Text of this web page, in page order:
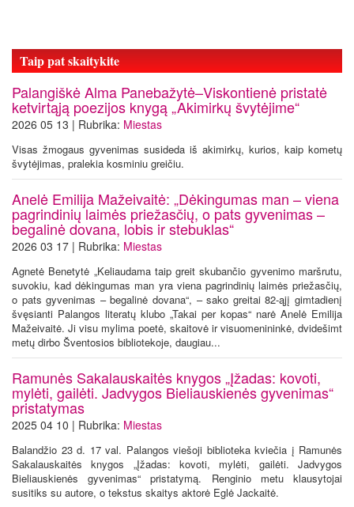
Taip pat skaitykite
Palangiškė Alma Panebažytė–Viskontienė pristatė
ketvirtąją poezijos knygą „Akimirkų švytėjime“
2026 05 13 | Rubrika: Miestas
Visas žmogaus gyvenimas susideda iš akimirkų, kurios, kaip kometų
švytėjimas, pralekia kosminiu greičiu.
Anelė Emilija Mažeivaitė: „Dėkingumas man – viena
pagrindinių laimės priežasčių, o pats gyvenimas –
begalinė dovana, lobis ir stebuklas“
2026 03 17 | Rubrika: Miestas
Agnetė Benetytė „Keliaudama taip greit skubančio gyvenimo maršrutu,
suvokiu, kad dėkingumas man yra viena pagrindinių laimės priežasčių,
o pats gyvenimas – begalinė dovana“, – sako greitai 82-ąjį gimtadienį
švęsianti Palangos literatų klubo „Takai per kopas“ narė Anelė Emilija
Mažeivaitė. Ji visu mylima poetė, skaitovė ir visuomenininkė, dvidešimt
metų dirbo Šventosios bibliotekoje, daugiau...
Ramunės Sakalauskaitės knygos „Įžadas: kovoti,
mylėti, gailėti. Jadvygos Bieliauskienės gyvenimas“
pristatymas
2025 04 10 | Rubrika: Miestas
Balandžio 23 d. 17 val. Palangos viešoji biblioteka kviečia į Ramunės
Sakalauskaitės knygos „Įžadas: kovoti, mylėti, gailėti. Jadvygos
Bieliauskienės gyvenimas“ pristatymą. Renginio metu klausytojai
susitiks su autore, o tekstus skaitys aktorė Eglė Jackaitė.